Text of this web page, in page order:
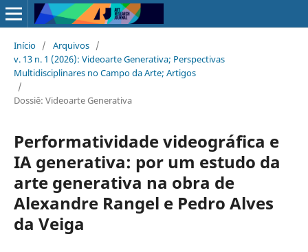
Início / Arquivos /
v. 13 n. 1 (2026): Videoarte Generativa; Perspectivas
Multidisciplinares no Campo da Arte; Artigos
/
Dossiê: Videoarte Generativa
Performatividade videográfica e
IA generativa: por um estudo da
arte generativa na obra de
Alexandre Rangel e Pedro Alves
da Veiga